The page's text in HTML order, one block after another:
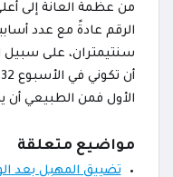
من عظمة العانة إلى
الرقم عادةً مع عدد
الأول فمن الطبيعي أن
مواضيع متعلقة
تضييق المهبل بعد